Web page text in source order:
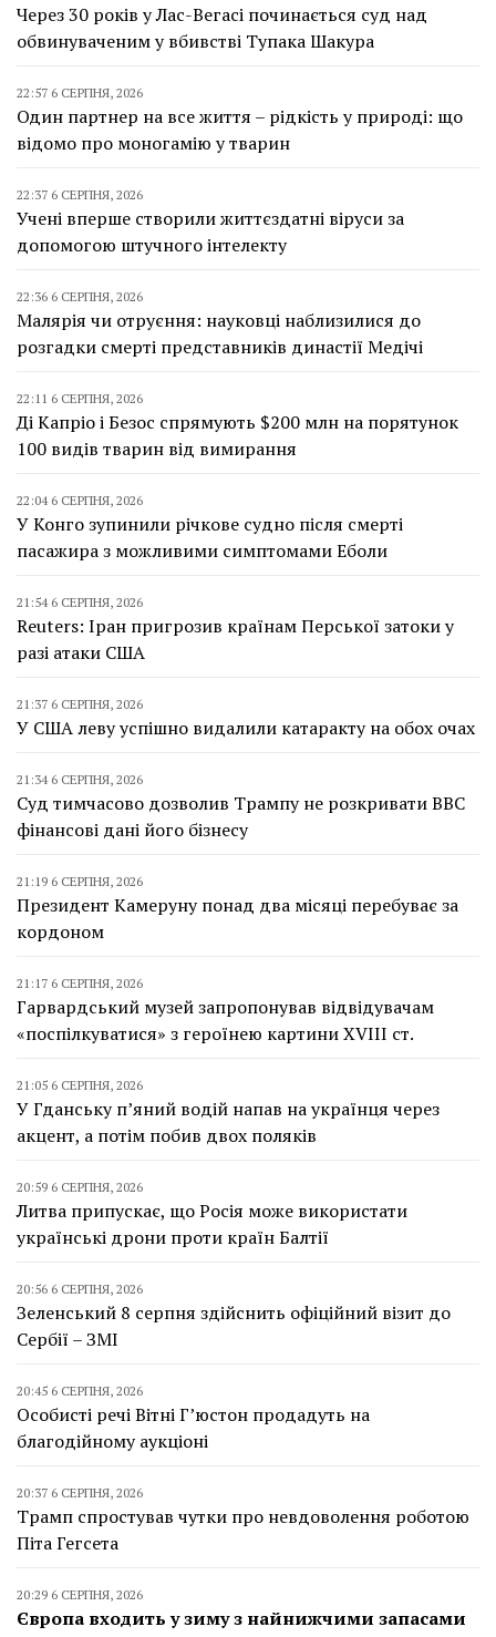
Через 30 років у Лас-Вегасі починається суд над
обвинуваченим у вбивстві Тупака Шакура
22:57 6 СЕРПНЯ, 2026
Один партнер на все життя – рідкість у природі: що
відомо про моногамію у тварин
22:37 6 СЕРПНЯ, 2026
Учені вперше створили життєздатні віруси за
допомогою штучного інтелекту
22:36 6 СЕРПНЯ, 2026
Малярія чи отруєння: науковці наблизилися до
розгадки смерті представників династії Медічі
22:11 6 СЕРПНЯ, 2026
Ді Капріо і Безос спрямують $200 млн на порятунок
100 видів тварин від вимирання
22:04 6 СЕРПНЯ, 2026
У Конго зупинили річкове судно після смерті
пасажира з можливими симптомами Еболи
21:54 6 СЕРПНЯ, 2026
Reuters: Іран пригрозив країнам Перської затоки у
разі атаки США
21:37 6 СЕРПНЯ, 2026
У США леву успішно видалили катаракту на обох очах
21:34 6 СЕРПНЯ, 2026
Суд тимчасово дозволив Трампу не розкривати BBC
фінансові дані його бізнесу
21:19 6 СЕРПНЯ, 2026
Президент Камеруну понад два місяці перебуває за
кордоном
21:17 6 СЕРПНЯ, 2026
Гарвардський музей запропонував відвідувачам
«поспілкуватися» з героїнею картини XVIII ст.
21:05 6 СЕРПНЯ, 2026
У Гданську п’яний водій напав на українця через
акцент, а потім побив двох поляків
20:59 6 СЕРПНЯ, 2026
Литва припускає, що Росія може використати
українські дрони проти країн Балтії
20:56 6 СЕРПНЯ, 2026
Зеленський 8 серпня здійснить офіційний візит до
Сербії – ЗМІ
20:45 6 СЕРПНЯ, 2026
Особисті речі Вітні Г’юстон продадуть на
благодійному аукціоні
20:37 6 СЕРПНЯ, 2026
Трамп спростував чутки про невдоволення роботою
Піта Гегсета
20:29 6 СЕРПНЯ, 2026
Європа входить у зиму з найнижчими запасами